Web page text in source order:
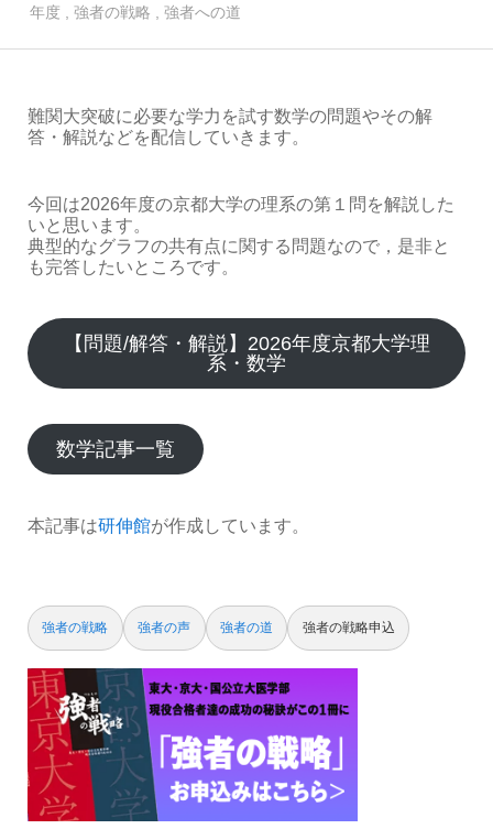
年度 , 強者の戦略 , 強者への道
難関大突破に必要な学力を試す数学の問題やその解
答・解説などを配信していきます。
今回は2026年度の京都大学の理系の第１問を解説した
いと思います。
典型的なグラフの共有点に関する問題なので，是非と
も完答したいところです。
【問題/解答・解説】2026年度京都大学理
系・数学
数学記事一覧
本記事は研伸館が作成しています。
強者の戦略 強者の声 強者の道 強者の戦略申込